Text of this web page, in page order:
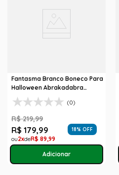
Fantasma Branco Boneco Para
Halloween Abrakadabra
Fantasia
(0)
R$ 219,99
R$ 179,99 18% OFF
2 R$ 89,99